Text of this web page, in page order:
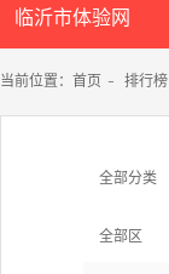
临沂市体验网
当前位置： 首页 - 排行榜
全部分类
全部区